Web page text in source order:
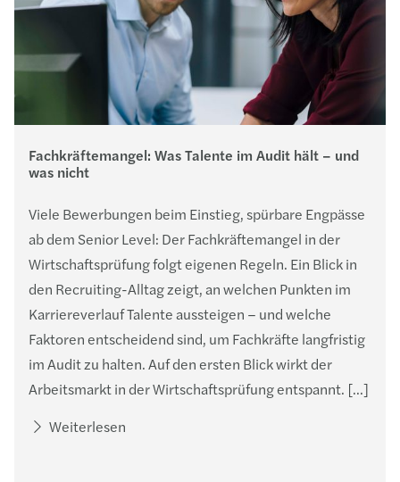
Fachkräftemangel: Was Talente im Audit hält – und
was nicht
Viele Bewerbungen beim Einstieg, spürbare Engpässe
ab dem Senior Level: Der Fachkräftemangel in der
Wirtschaftsprüfung folgt eigenen Regeln. Ein Blick in
den Recruiting-Alltag zeigt, an welchen Punkten im
Karriereverlauf Talente aussteigen – und welche
Faktoren entscheidend sind, um Fachkräfte langfristig
im Audit zu halten. Auf den ersten Blick wirkt der
Arbeitsmarkt in der Wirtschaftsprüfung entspannt. […]
Weiterlesen